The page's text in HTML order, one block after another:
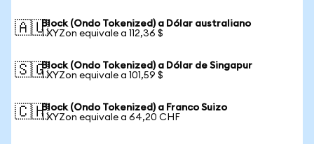
🇦🇺Block (Ondo Tokenized) a Dólar australiano
1 XYZon equivale a 112,36 $
🇸🇬Block (Ondo Tokenized) a Dólar de Singapur
1 XYZon equivale a 101,59 $
🇨🇭Block (Ondo Tokenized) a Franco Suizo
1 XYZon equivale a 64,20 CHF